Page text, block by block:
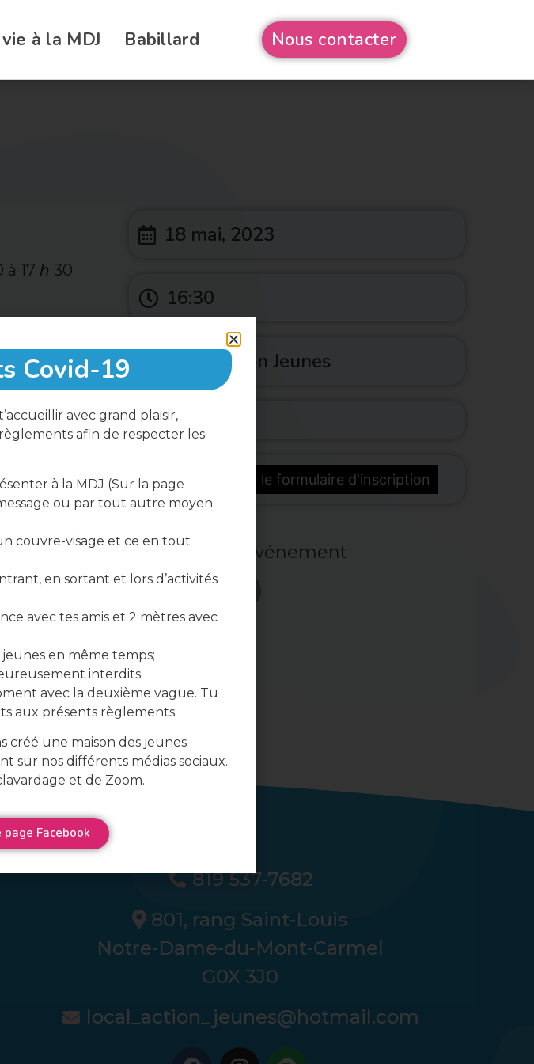
à la MDJ Babillard Nous contacter
17 𝘩 30
18 mai, 2023
16:30
Local Action Jeunes
télécharger le formulaire d'inscription
Partager cet événement
819 537-7682
801, rang Saint-Louis
Notre-Dame-du-Mont-Carmel
G0X 3J0
local_action_jeunes@hotmail.com
Covid-19
avec grand plaisir,
afin de respecter les
à la MDJ (Sur la page
ou par tout autre moyen
couvre-visage et ce en tout
en sortant et lors d’activités
avec tes amis et 2 mètres avec
en même temps;
interdits.
avec la deuxième vague. Tu
aux présents règlements.
créé une maison des jeunes
sur nos différents médias sociaux.
et de Zoom.
Facebook